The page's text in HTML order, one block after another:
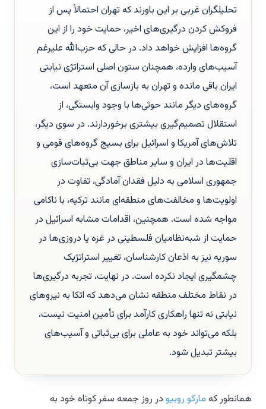
تحلیلگران غربی بر این باورند که تهران احتمالاً پس از
فروکش کردن درگیری‌های اخیر، حمایت خود را از این
گروه‌ها افزایش خواهد داد. در حالی که حزب‌الله علیرغم
آسیب‌های وارده، همچنان ستون اصلی استراتژی نیابتی
ایران باقی مانده و تهران به بازسازی آن متعهد است،
گروه‌های دیگر مانند حوثی‌ها با وجود وابستگی، از
استقلال تصمیم‌گیری بیشتری برخوردارند. در سوی دیگر،
تلاش‌های آمریکا و اسرائیل برای بسیج گروه‌های قومی و
اقلیت‌ها در ایران و سایر مناطق جهت بی‌ثبات‌سازی
جمهوری اسلامی به دلیل فقدان آمادگی، تفاوت در
اولویت‌ها و مخالفت‌های منطقه‌ای مانند ترکیه، با ناکامی
مواجه شده است. همچنین، اقدامات مشابه اسرائیل در
حمایت از شبه‌نظامیان فلسطینی در غزه یا دروزی‌ها در
سوریه نیز به اذعان کارشناسان، تغییر استراتژیک
چشمگیری ایجاد نکرده است. در نهایت، تجربه درگیری‌ها
در نقاط مختلف منطقه نشان می‌دهد که اتکا به نیروهای
نیابتی نه تنها راهکاری کارآمد برای تأمین امنیت نیست،
بلکه می‌تواند خود به عاملی برای بی‌ثباتی و آسیب‌های
بیشتر تبدیل شود.
همانطور که مارکو روبیو در روز جمعه سفر کوتاه خود به